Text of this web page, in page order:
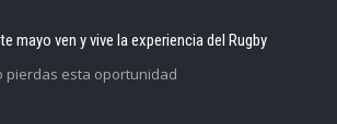
mayo ven y vive la experiencia del Rugby
pierdas esta oportunidad